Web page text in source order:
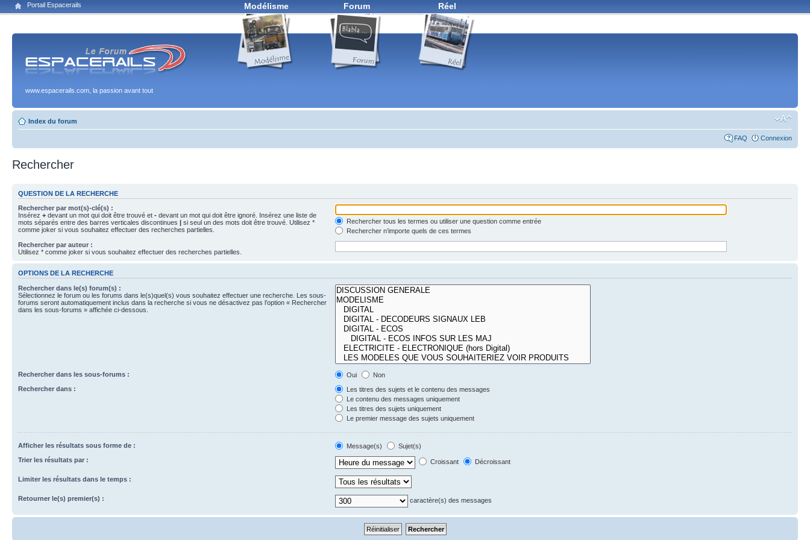
Portail Espacerails Modélisme Forum Réel
www.espacerails.com, la passion avant tout
Index du forum
FAQ Connexion
Rechercher
QUESTION DE LA RECHERCHE
Rechercher par mot(s)-clé(s) :
Insérez + devant un mot qui doit être trouvé et - devant un mot qui doit être ignoré. Insérez une liste de
mots séparés entre des barres verticales discontinues | si seul un des mots doit être trouvé. Utilisez *
comme joker si vous souhaitez effectuer des recherches partielles.
Rechercher tous les termes ou utiliser une question comme entrée
Rechercher n’importe quels de ces termes
Rechercher par auteur :
Utilisez * comme joker si vous souhaitez effectuer des recherches partielles.
OPTIONS DE LA RECHERCHE
Rechercher dans le(s) forum(s) :
Sélectionnez le forum ou les forums dans le(s)quel(s) vous souhaitez effectuer une recherche. Les sous-
forums seront automatiquement inclus dans la recherche si vous ne désactivez pas l’option « Rechercher
dans les sous-forums » affichée ci-dessous.
Rechercher dans les sous-forums : Oui
Non
Rechercher dans :
Les titres des sujets et le contenu des messages
Le contenu des messages uniquement
Les titres des sujets uniquement
Le premier message des sujets uniquement
Afficher les résultats sous forme de : Message(s)
Sujet(s)
Trier les résultats par :
Croissant Décroissant
Limiter les résultats dans le temps :
Retourner le(s) premier(s) : caractère(s) des messages